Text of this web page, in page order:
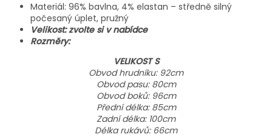
Materiál: 96% bavlna, 4% elastan – středně silný
počesaný úplet, pružný
Velikost: zvolte si v nabídce
Rozměry:
VELIKOST S
Obvod hrudníku: 92cm
Obvod pasu: 80cm
Obvod boků: 96cm
Přední délka: 85cm
Zadní délka: 100cm
Délka rukávů: 66cm